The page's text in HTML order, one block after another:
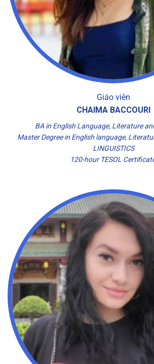
Giáo viên
CHAIMA BACCOURI
BA in English Language, Literature
Master Degree in English language,
LINGUISTICS
120-hour TESOL